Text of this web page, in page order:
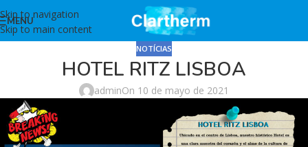
Skip to navigation
Skip to main content
MENU
NOTÍCIAS
HOTEL RITZ LISBOA
adminOn 10 de mayo de 2021